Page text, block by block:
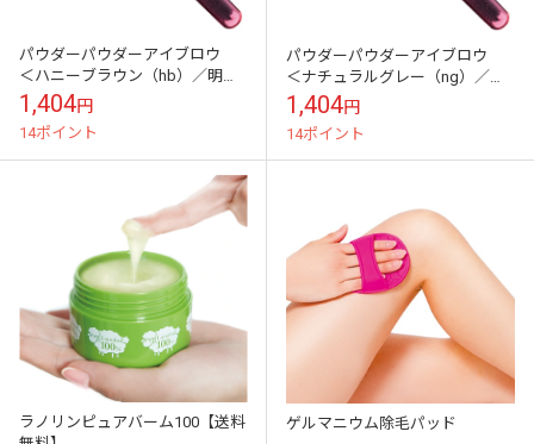
パウダーパウダーアイブロウ
＜ハニーブラウン（hb）／明る
い髪色の方に＞
1,404円
14ポイント
パウダーパウダーアイブロウ
＜ナチュラルグレー（ng）／落
ち着いた髪色の方に＞
1,404円
14ポイント
ラノリンピュアバーム100【送料
ゲルマニウム除毛パッド